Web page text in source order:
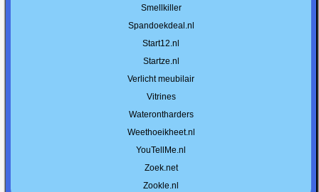
Smellkiller
Spandoekdeal.nl
Start12.nl
Startze.nl
Verlicht meubilair
Vitrines
Waterontharders
Weethoeikheet.nl
YouTellMe.nl
Zoek.net
Zookle.nl